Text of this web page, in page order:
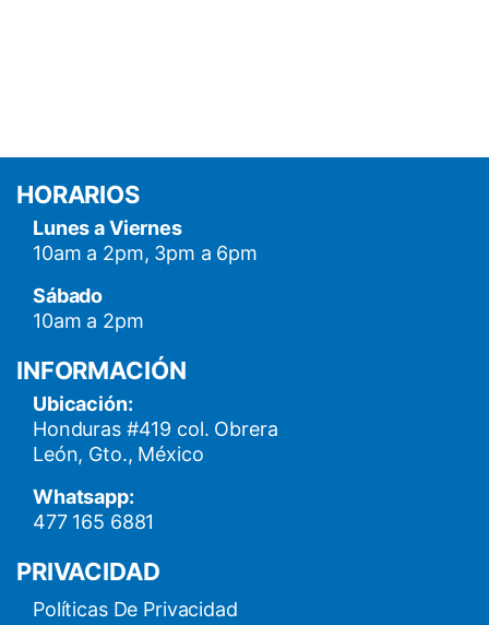
HORARIOS
Lunes a Viernes
10am a 2pm, 3pm a 6pm
Sábado
10am a 2pm
INFORMACIÓN
Ubicación:
Honduras #419 col. Obrera
León, Gto., México
Whatsapp:
477 165 6881
PRIVACIDAD
Políticas De Privacidad